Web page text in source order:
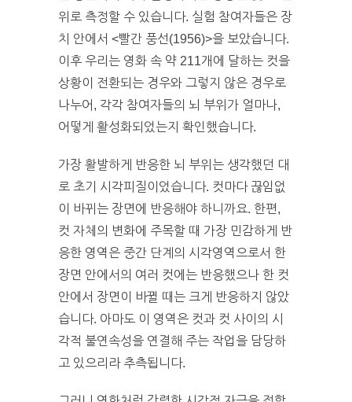
위로 측정할 수 있습니다. 실험 참여자들은 장
치 안에서 <빨간 풍선(1956)>을 보았습니다.
이후 우리는 영화 속 약 211개에 달하는 컷을
상황이 전환되는 경우와 그렇지 않은 경우로
나누어, 각각 참여자들의 뇌 부위가 얼마나,
어떻게 활성화되었는지 확인했습니다.
가장 활발하게 반응한 뇌 부위는 생각했던 대
로 초기 시각피질이었습니다. 컷마다 끊임없
이 바뀌는 장면에 반응해야 하니까요. 한편,
컷 자체의 변화에 주목할 때 가장 민감하게 반
응한 영역은 중간 단계의 시각영역으로서 한
장면 안에서의 여러 컷에는 반응했으나 한 컷
안에서 장면이 바뀔 때는 크게 반응하지 않았
습니다. 아마도 이 영역은 컷과 컷 사이의 시
각적 불연속성을 연결해 주는 작업을 담당하
고 있으리라 추측됩니다.